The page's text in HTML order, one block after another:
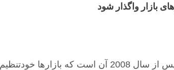
بازار واگذار شود
یک درس مهم از بحران اقتصادی جهانی پس از سال 2008 آن است که بازارها خودتنظیم